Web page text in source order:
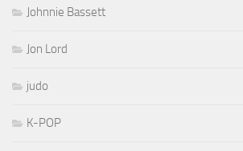
Johnnie Bassett
Jon Lord
judo
K-POP